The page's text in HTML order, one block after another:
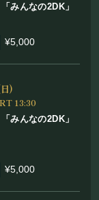
みんなの2DK」
¥5,000
)
13:30
みんなの2DK」
¥5,000